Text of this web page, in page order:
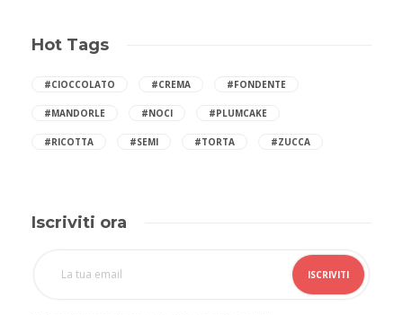
Hot Tags
#CIOCCOLATO #CREMA #FONDENTE
#MANDORLE #NOCI #PLUMCAKE
#RICOTTA #SEMI #TORTA #ZUCCA
Iscriviti ora